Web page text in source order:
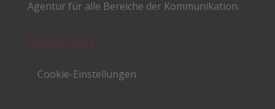
Agentur für alle Bereiche der Kommunikation.
Datenschutz
Cookie-Einstellungen